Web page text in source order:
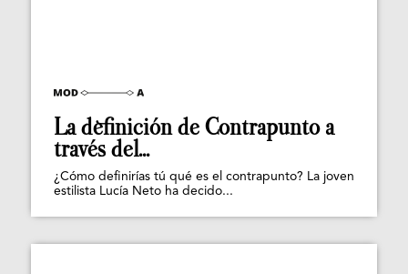
La definición de Contrapunto a
través del...
¿Cómo definirías tú qué es el contrapunto? La joven
estilista Lucía Neto ha decido...